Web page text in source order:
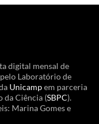
digital mensal de
Laboratório de
Unicampem parceria
da Ciência (SBPC).
Marina Gomes e